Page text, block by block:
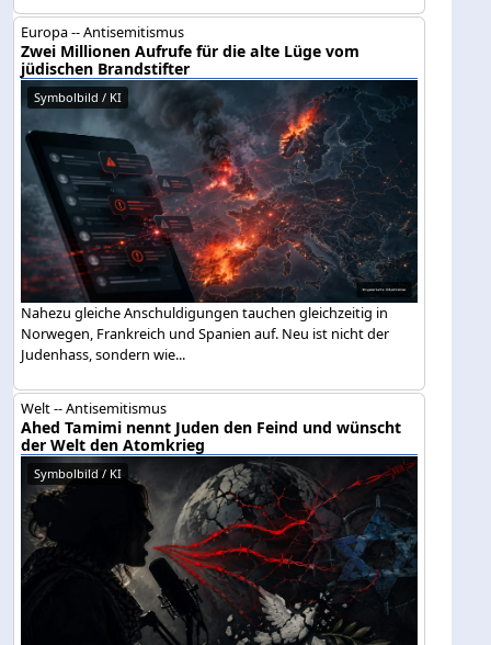
Europa -- Antisemitismus
Zwei Millionen Aufrufe für die alte Lüge vom
jüdischen Brandstifter
Symbolbild / KI
Nahezu gleiche Anschuldigungen tauchen gleichzeitig in
Norwegen, Frankreich und Spanien auf. Neu ist nicht der
Judenhass, sondern wie...
Welt -- Antisemitismus
Ahed Tamimi nennt Juden den Feind und wünscht
der Welt den Atomkrieg
Symbolbild / KI